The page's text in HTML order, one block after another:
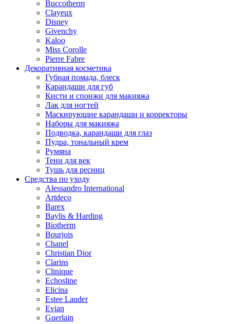
Buccotherm
Clayeux
Disney
Givenchy
Kaloo
Miss Corolle
Pierre Fabre
Декоративная косметика
Губная помада, блеск
Карандаши для губ
Кисти и спонжи для макияжа
Лак для ногтей
Маскирующие карандаши и корректоры
Наборы для макияжа
Подводка, карандаши для глаз
Пудра, тональный крем
Румяна
Тени для век
Тушь для ресниц
Средства по уходу
Alessandro International
Artdeco
Barex
Baylis & Harding
Biotherm
Bourjois
Chanel
Christian Dior
Clarins
Clinique
Echosline
Elicina
Estee Lauder
Evian
Guerlain